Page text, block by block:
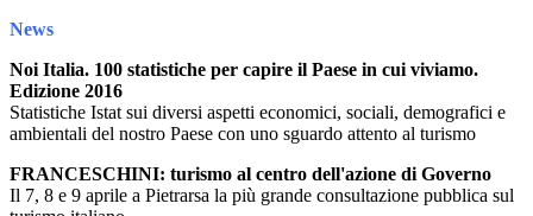
News
Noi Italia. 100 statistiche per capire il Paese in cui viviamo.
Edizione 2016
Statistiche Istat sui diversi aspetti economici, sociali, demografici e
ambientali del nostro Paese con uno sguardo attento al turismo
FRANCESCHINI: turismo al centro dell'azione di Governo
Il 7, 8 e 9 aprile a Pietrarsa la più grande consultazione pubblica sul